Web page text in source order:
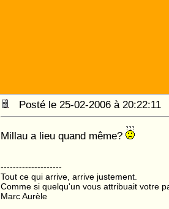
Posté le 25-02-2006 à
Millau a lieu quand même?
--------------------
Tout ce qui arrive, arrive justement.
Comme si quelqu'un vous attribuait votre
Marc Aurèle